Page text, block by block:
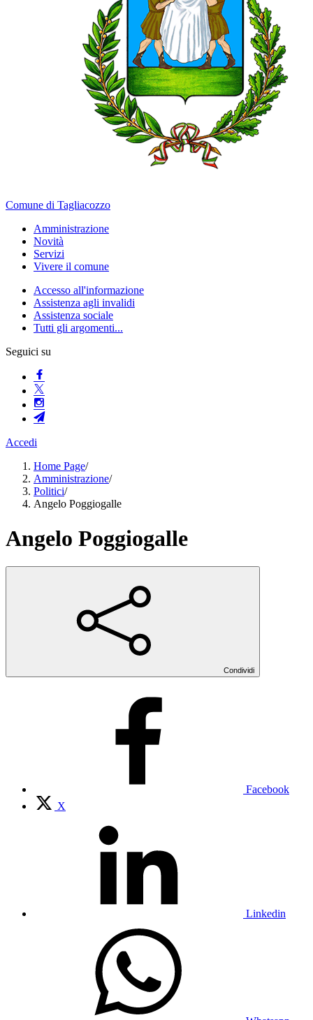
Comune di Tagliacozzo
Amministrazione
Novità
Servizi
Vivere il comune
Accesso all'informazione
Assistenza agli invalidi
Assistenza sociale
Tutti gli argomenti...
Seguici su
Accedi
Home Page/
Amministrazione/
Politici/
Angelo Poggiogalle
Angelo Poggiogalle
Condividi
Facebook
X
Linkedin